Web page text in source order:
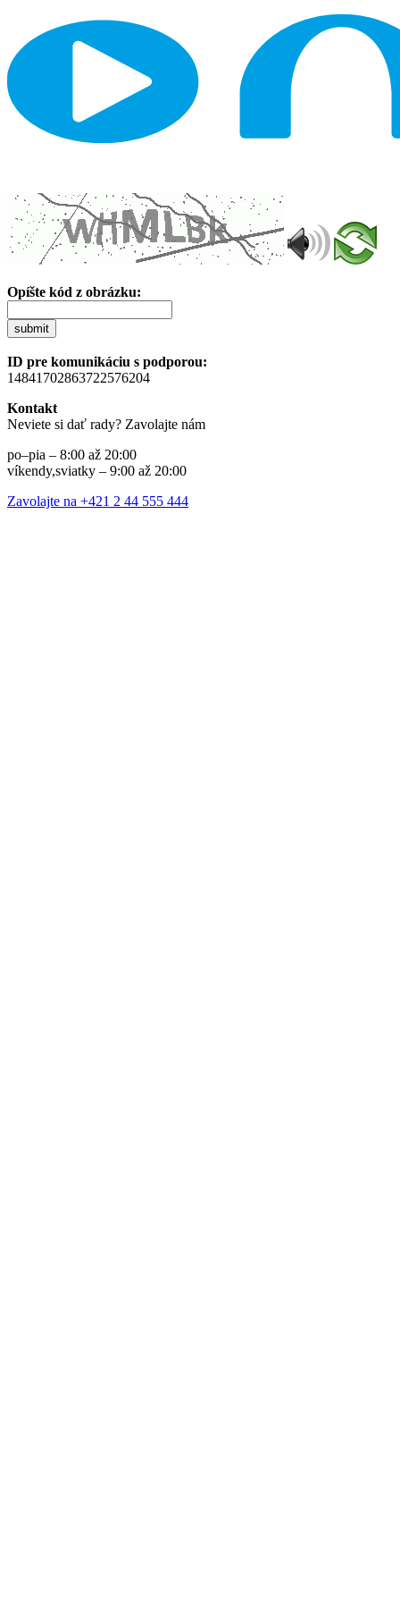
Opíšte kód z obrázku:
submit
ID pre komunikáciu s podporou:
14841702863722576204
Kontakt
Neviete si dať rady? Zavolajte nám
po–pia – 8:00 až 20:00
víkendy,sviatky – 9:00 až 20:00
Zavolajte na +421 2 44 555 444